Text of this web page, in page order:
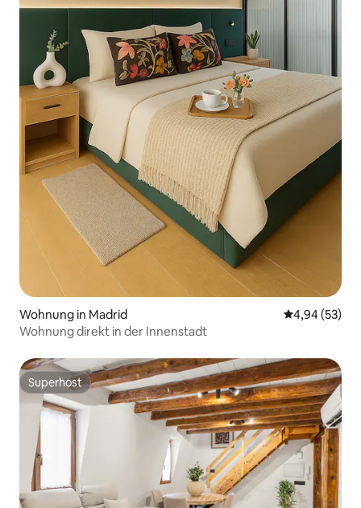
Wohnung in Madrid
4,94 (53)
Wohnung direkt in der Innenstadt
Superhost
Superhost